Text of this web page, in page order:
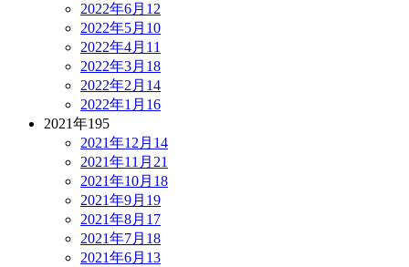
2022年6月 12
2022年5月 10
2022年4月 11
2022年3月 18
2022年2月 14
2022年1月 16
2021年195
2021年12月 14
2021年11月 21
2021年10月 18
2021年9月 19
2021年8月 17
2021年7月 18
2021年6月 13